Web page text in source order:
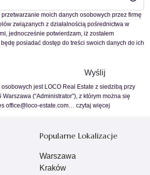
moich danych osobowych przez firmę
związanych z działalnością pośrednictwa w
jednocześnie potwierdzam, iż zostałem
posiadać dostęp do treści swoich danych do ich
jest LOCO Real Estate z siedzibą przy
(“Administrator”), z którym można się
office@loco-estate.com… czytaj więcej
Popularne Lokalizacje
Warszawa
Kraków